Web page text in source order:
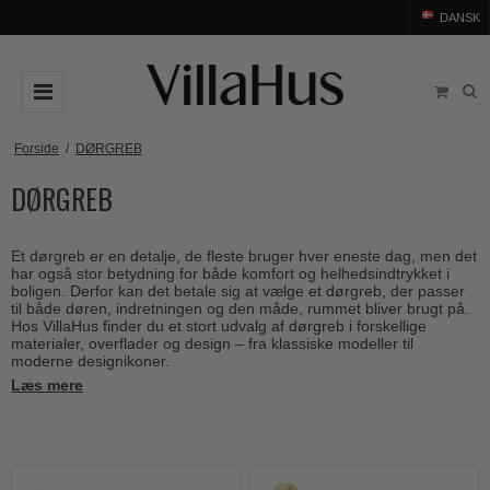
DANSK
DØRGREB
Arne Jacobsen dørgreb
Sorte dørgreb
Stål dørgreb
Træ dørgreb
Bakelit dørgreb
DØRHAMMER
Møbelgreb
Møbelknopper
Skålgreb
Skydedørsskål
BADEVÆRELSE
TILBEHØR
Rosetter
Langskilte
BRANDS
Arne Jacobsen dørgreb
Forside / DØRGREB
DØRGREB
Et dørgreb er en detalje, de fleste bruger hver eneste dag, men det
har også stor betydning for både komfort og helhedsindtrykket i
boligen. Derfor kan det betale sig at vælge et dørgreb, der passer
til både døren, indretningen og den måde, rummet bliver brugt på.
Hos VillaHus finder du et stort udvalg af dørgreb i forskellige
materialer, overflader og design – fra klassiske modeller til
moderne designikoner.
Læs mere